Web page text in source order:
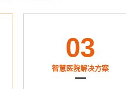
03
智慧医院解决方案